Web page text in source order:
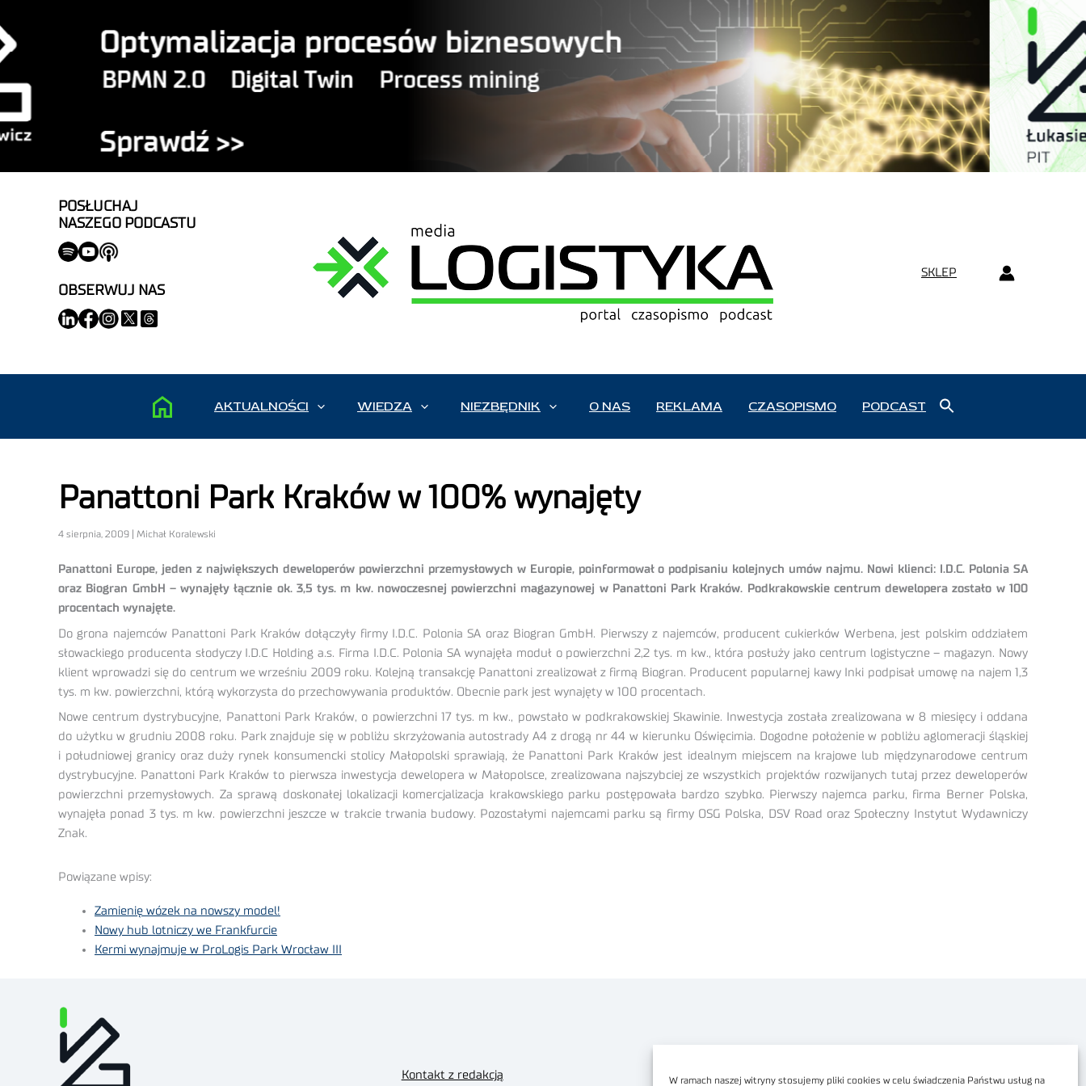
W ramach naszej witryny stosujemy pliki cookies w celu świadczenia Państwu usług na
POSŁUCHAJ
NASZEGO PODCASTU
OBSERWUJ NAS
SKLEP
AKTUALNOŚCI WIEDZA NIEZBĘDNIK O NAS REKLAMA CZASOPISMO PODCAST
Panattoni Park Kraków w 100% wynajęty
4 sierpnia, 2009 | Michał Koralewski
Panattoni Europe, jeden z największych deweloperów powierzchni przemysłowych w Europie, poinformował o podpisaniu kolejnych umów najmu. Nowi klienci: I.D.C. Polonia SA
oraz Biogran GmbH – wynajęły łącznie ok. 3,5 tys. m kw. nowoczesnej powierzchni magazynowej w Panattoni Park Kraków. Podkrakowskie centrum dewelopera zostało w 100
procentach wynajęte.
Do grona najemców Panattoni Park Kraków dołączyły firmy I.D.C. Polonia SA oraz Biogran GmbH. Pierwszy z najemców, producent cukierków Werbena, jest polskim oddziałem
słowackiego producenta słodyczy I.D.C Holding a.s. Firma I.D.C. Polonia SA wynajęła moduł o powierzchni 2,2 tys. m kw., która posłuży jako centrum logistyczne – magazyn. Nowy
klient wprowadzi się do centrum we wrześniu 2009 roku. Kolejną transakcję Panattoni zrealizował z firmą Biogran. Producent popularnej kawy Inki podpisał umowę na najem 1,3
tys. m kw. powierzchni, którą wykorzysta do przechowywania produktów. Obecnie park jest wynajęty w 100 procentach.
Nowe centrum dystrybucyjne, Panattoni Park Kraków, o powierzchni 17 tys. m kw., powstało w podkrakowskiej Skawinie. Inwestycja została zrealizowana w 8 miesięcy i oddana
do użytku w grudniu 2008 roku. Park znajduje się w pobliżu skrzyżowania autostrady A4 z drogą nr 44 w kierunku Oświęcimia. Dogodne położenie w pobliżu aglomeracji śląskiej
i południowej granicy oraz duży rynek konsumencki stolicy Małopolski sprawiają, że Panattoni Park Kraków jest idealnym miejscem na krajowe lub międzynarodowe centrum
dystrybucyjne. Panattoni Park Kraków to pierwsza inwestycja dewelopera w Małopolsce, zrealizowana najszybciej ze wszystkich projektów rozwijanych tutaj przez deweloperów
powierzchni przemysłowych. Za sprawą doskonałej lokalizacji komercjalizacja krakowskiego parku postępowała bardzo szybko. Pierwszy najemca parku, firma Berner Polska,
wynajęła ponad 3 tys. m kw. powierzchni jeszcze w trakcie trwania budowy. Pozostałymi najemcami parku są firmy OSG Polska, DSV Road oraz Społeczny Instytut Wydawniczy
Znak.
Powiązane wpisy:
Zamienię wózek na nowszy model!
Nowy hub lotniczy we Frankfurcie
Kermi wynajmuje w ProLogis Park Wrocław III
Kontakt z redakcją Dostępność cyfrowa